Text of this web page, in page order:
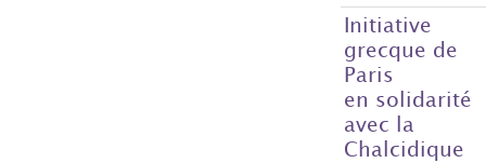
Initiative
grecque de
Paris
en solidarité
avec la
Chalcidique